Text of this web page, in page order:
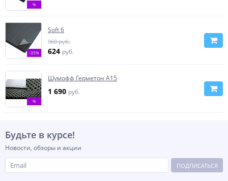
%
-35%
Soft 6
960 руб.
624 руб.
%
Шумофф Герметон А15
1 690 руб.
Будьте в курсе!
Новости, обзоры и акции
ПОДПИСАТЬСЯ